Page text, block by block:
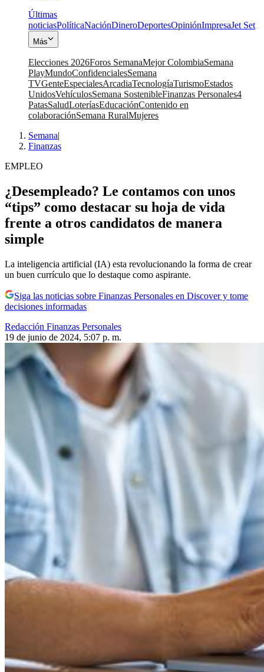
Últimas
noticiasPolíticaNaciónDineroDeportesOpiniónImpresaJet Set
Más
Elecciones 2026Foros SemanaMejor ColombiaSemana
PlayMundoConfidencialesSemana
TVGenteEspecialesArcadiaTecnologíaTurismoEstados
UnidosVehículosSemana SostenibleFinanzas Personales4
PatasSaludLoteríasEducaciónContenido en
colaboraciónSemana RuralMujeres
Semana|
Finanzas
EMPLEO
¿Desempleado? Le contamos con unos
“tips” como destacar su hoja de vida
frente a otros candidatos de manera
simple
La inteligencia artificial (IA) esta revolucionando la forma de crear
un buen currículo que lo destaque como aspirante.
Siga las noticias sobre Finanzas Personales en Discover y tome
decisiones informadas
Redacción Finanzas Personales
19 de junio de 2024, 5:07 p. m.